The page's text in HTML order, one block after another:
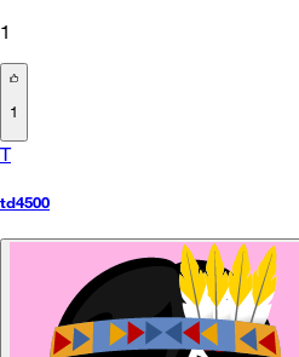
1
1
T
td4500